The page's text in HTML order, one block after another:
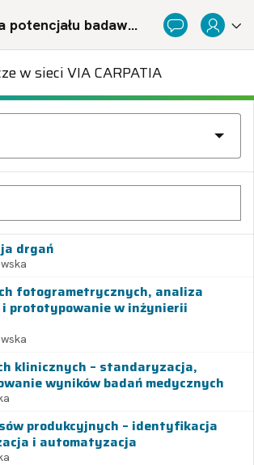
Baza potencjału badawczego Politechnicznej Sieci Via Carpatia im. Prezydenta RP Lecha Kaczyńskiego
w sieci VIA CARPATIA
drgań
fotogrametrycznych, analiza
i prototypowanie w inżynierii
klinicznych – standaryzacja,
wyników badań medycznych
produkcyjnych – identyfikacja
i automatyzacja